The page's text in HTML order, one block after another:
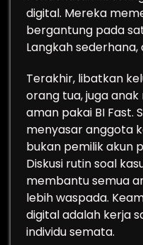
digital. Mereka
bergantung pada
Langkah
Terakhir, libatkan
orang tua, juga
aman pakai BI Fast.
menyasar anggota
bukan pemilik akun
Diskusi rutin soal
membantu semua
lebih waspada.
digital adalah kerja
individu semata.